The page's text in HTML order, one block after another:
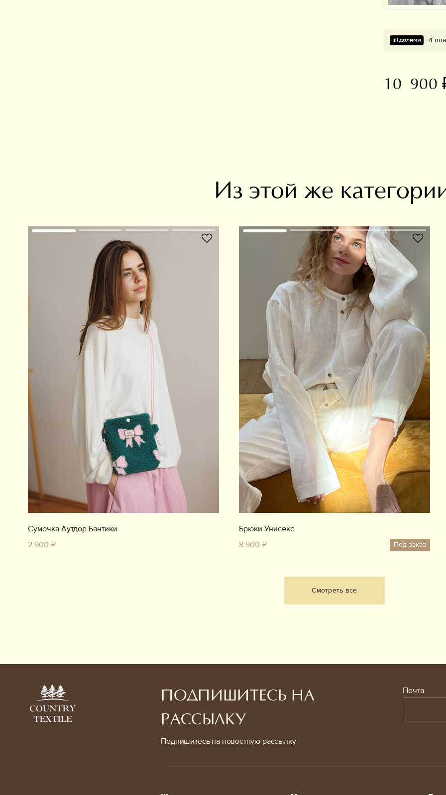
4
10 900
Из этой же
Сумочка Аутдор Бантики
2 900 ₽
Брюки Унисекс
8 900 ₽
Под заказ
В избранное
Смотреть все
ПОДПИШИТЕСЬ НА
РАССЫЛКУ
Подпишитесь на новостную рассылку
Почта